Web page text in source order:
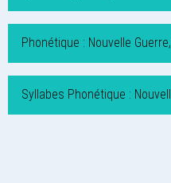
Phonétique : Nouvelle
Syllabes Phonétique :